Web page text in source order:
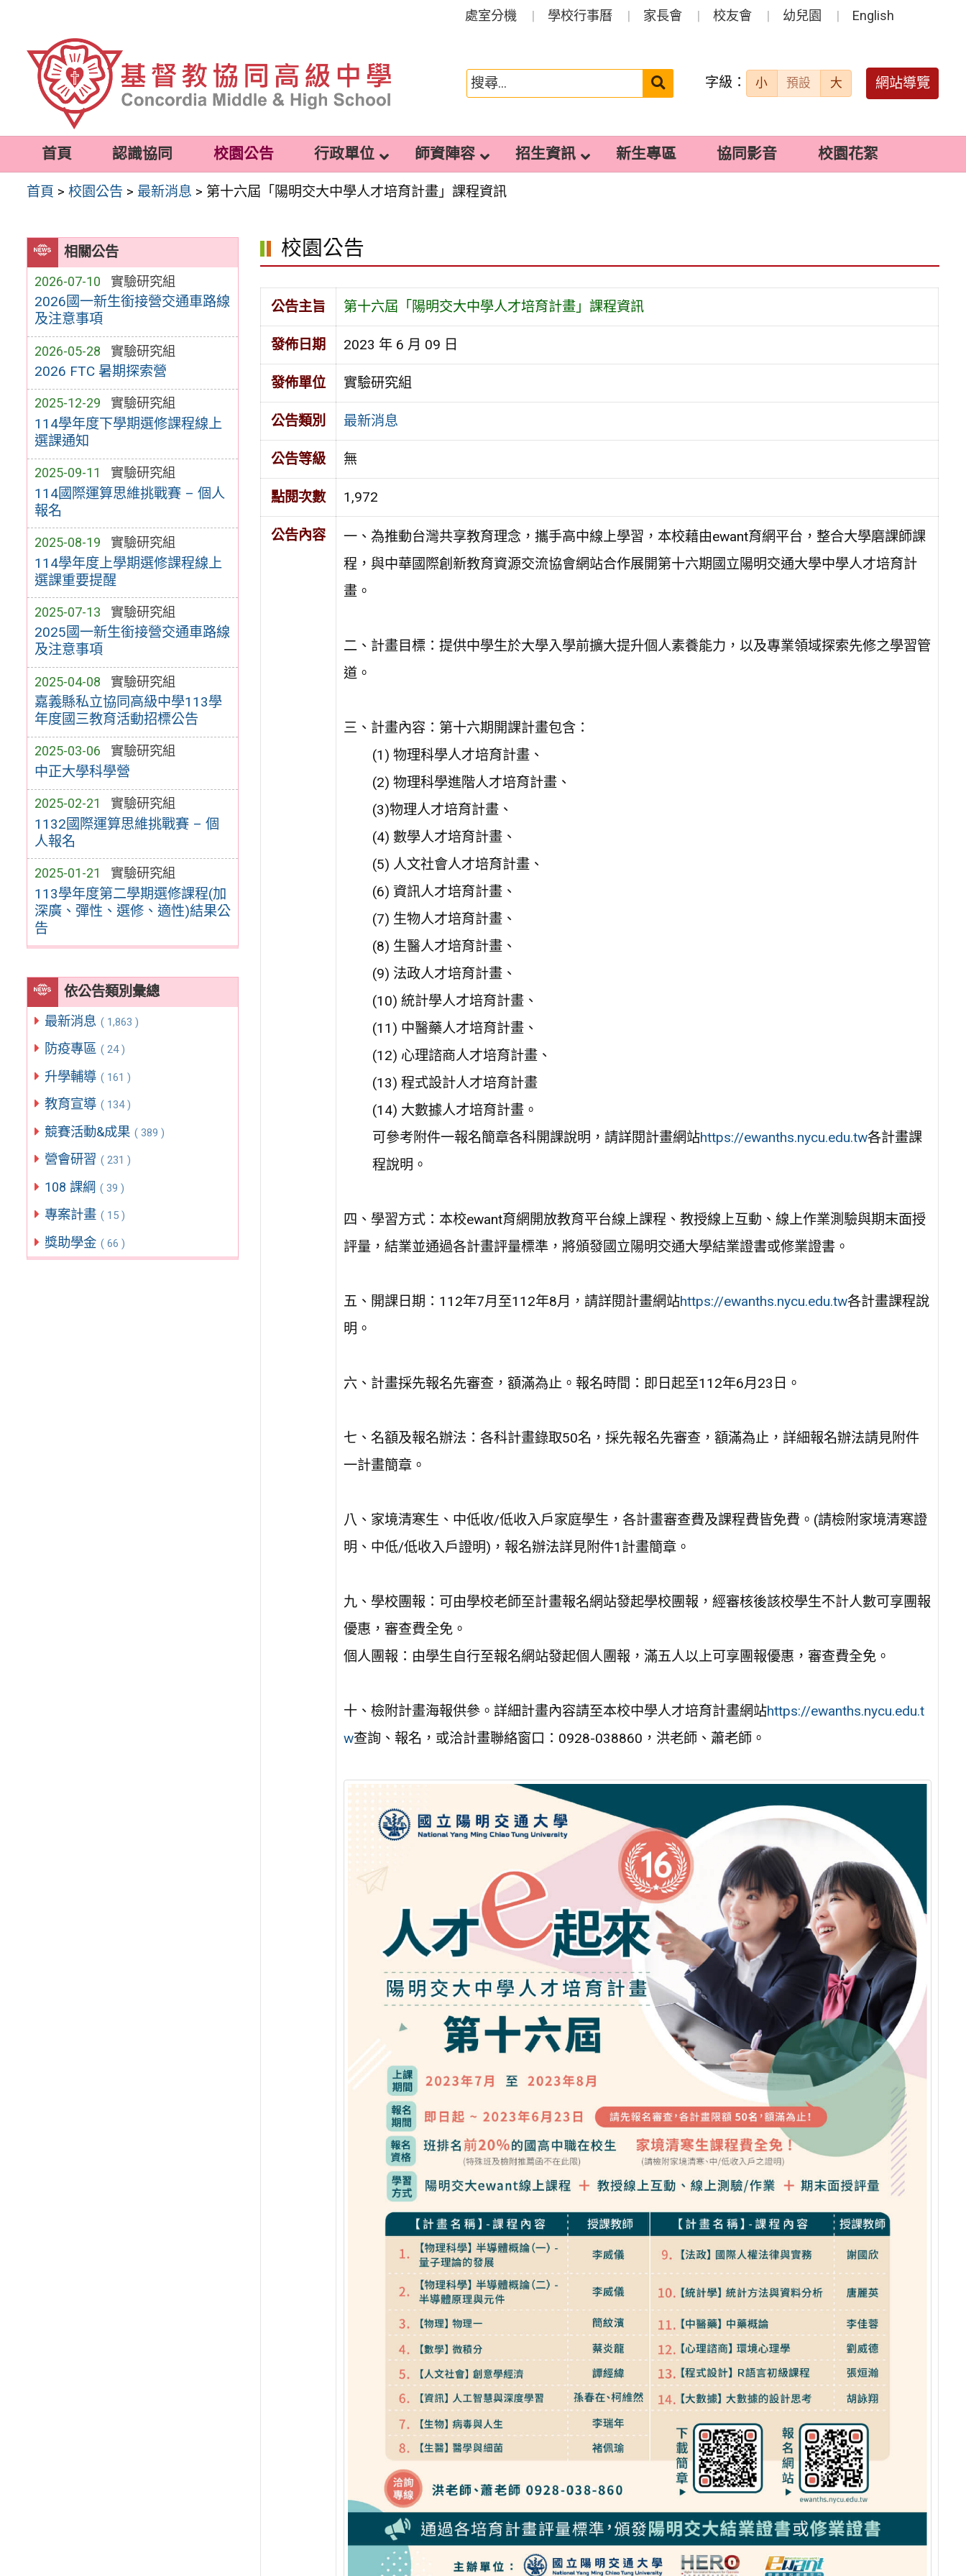
容
處室分機 學校行事曆 家長會 校友會 幼兒園 English
搜
送出 字級： 小 預設 大 網站導覽
首頁 認識協同 校園公告 行政單位 師資陣容 招生資訊 新生專區 協同影音 校園花絮
首頁 >校園公告 > 最新消息 > 第十六屆「陽明交大中學人才培育計畫」課程資訊
相關公告
2026-07-10 實驗研究組
2026國一新生銜接營交通車路線
及注意事項
2026-05-28 實驗研究組
2026 FTC 暑期探索營
2025-12-29 實驗研究組
114學年度下學期選修課程線上
選課通知
2025-09-11 實驗研究組
114國際運算思維挑戰賽 – 個人
報名
2025-08-19 實驗研究組
114學年度上學期選修課程線上
選課重要提醒
2025-07-13 實驗研究組
2025國一新生銜接營交通車路線
及注意事項
2025-04-08 實驗研究組
嘉義縣私立協同高級中學113學
年度國三教育活動招標公告
2025-03-06 實驗研究組
中正大學科學營
2025-02-21 實驗研究組
1132國際運算思維挑戰賽 – 個
人報名
2025-01-21 實驗研究組
113學年度第二學期選修課程(加
深廣、彈性、選修、適性)結果公
告
依公告類別彙總
最新消息 ( 1,863 )
防疫專區 ( 24 )
升學輔導 ( 161 )
教育宣導 ( 134 )
競賽活動&成果 ( 389 )
營會研習 ( 231 )
108 課綱 ( 39 )
專案計畫 ( 15 )
獎助學金 ( 66 )
校園公告
公告主旨 第十六屆「陽明交大中學人才培育計畫」課程資訊
發佈日期 2023 年 6 月 09 日
發佈單位 實驗研究組
公告類別 最新消息
公告等級 無
點閱次數 1,972
公告內容
一、為推動台灣共享教育理念，攜手高中線上學習，本校藉由ewant育網平台，整合大學磨課師課
程，與中華國際創新教育資源交流協會網站合作展開第十六期國立陽明交通大學中學人才培育計
畫。
二、計畫目標：提供中學生於大學入學前擴大提升個人素養能力，以及專業領域探索先修之學習管
道。
三、計畫內容：第十六期開課計畫包含：
(1) 物理科學人才培育計畫、
(2) 物理科學進階人才培育計畫、
(3)物理人才培育計畫、
(4) 數學人才培育計畫、
(5) 人文社會人才培育計畫、
(6) 資訊人才培育計畫、
(7) 生物人才培育計畫、
(8) 生醫人才培育計畫、
(9) 法政人才培育計畫、
(10) 統計學人才培育計畫、
(11) 中醫藥人才培育計畫、
(12) 心理諮商人才培育計畫、
(13) 程式設計人才培育計畫
(14) 大數據人才培育計畫。
可參考附件一報名簡章各科開課說明，請詳閱計畫網站https://ewanths.nycu.edu.tw各計畫課
程說明。
四、學習方式：本校ewant育網開放教育平台線上課程、教授線上互動、線上作業測驗與期末面授
評量，結業並通過各計畫評量標準，將頒發國立陽明交通大學結業證書或修業證書。
五、開課日期：112年7月至112年8月，請詳閱計畫網站https://ewanths.nycu.edu.tw各計畫課程說
明。
六、計畫採先報名先審查，額滿為止。報名時間：即日起至112年6月23日。
七、名額及報名辦法：各科計畫錄取50名，採先報名先審查，額滿為止，詳細報名辦法請見附件
一計畫簡章。
八、家境清寒生、中低收/低收入戶家庭學生，各計畫審查費及課程費皆免費。(請檢附家境清寒證
明、中低/低收入戶證明)，報名辦法詳見附件1計畫簡章。
九、學校團報：可由學校老師至計畫報名網站發起學校團報，經審核後該校學生不計人數可享團報
優惠，審查費全免。
個人團報：由學生自行至報名網站發起個人團報，滿五人以上可享團報優惠，審查費全免。
十、檢附計畫海報供參。詳細計畫內容請至本校中學人才培育計畫網站https://ewanths.nycu.edu.t
w查詢、報名，或洽計畫聯絡窗口：0928-038860，洪老師、蕭老師。